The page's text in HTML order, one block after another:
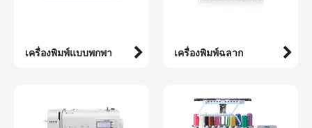
เครื่องพิมพ์แบบพกพา เครื่องพิมพ์ฉลาก